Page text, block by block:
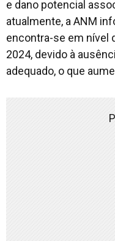
e dano potencial
atualmente, a ANM
encontra-se em nível
2024, devido à
adequado, o que